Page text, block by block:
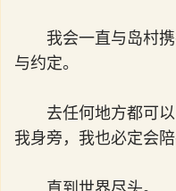
我会一直与岛村
与约定。
去任何地方都可
我身旁，我也必定会